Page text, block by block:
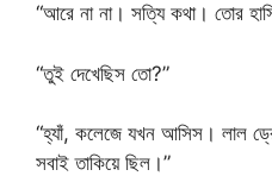
“আরে না না। সত্যি কথা। তোর
“তুই দেখেছিস তো?”
“হ্যাঁ, কলেজে যখন আসিস। লাল
সবাই তাকিয়ে ছিল।”